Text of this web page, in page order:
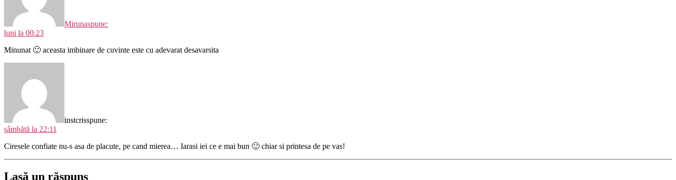
Mirunaspune:
luni la 00:23
Minunat 🙂 aceasta imbinare de cuvinte este cu adevarat desavarsita
instcrisspune:
sâmbătă la 22:11
Ciresele confiate nu-s asa de placute, pe cand mierea… Iarasi iei ce e mai bun 🙂 chiar si printesa de pe vas!
Lasă un răspuns